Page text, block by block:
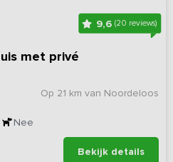
9,6 (20 reviews)
met privé
Op 21 km van Noordeloos
Nee
Bekijk details